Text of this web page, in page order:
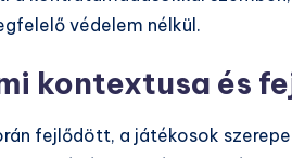
védelem nélkül.
kontextusa és
fejlődött, a játékosok